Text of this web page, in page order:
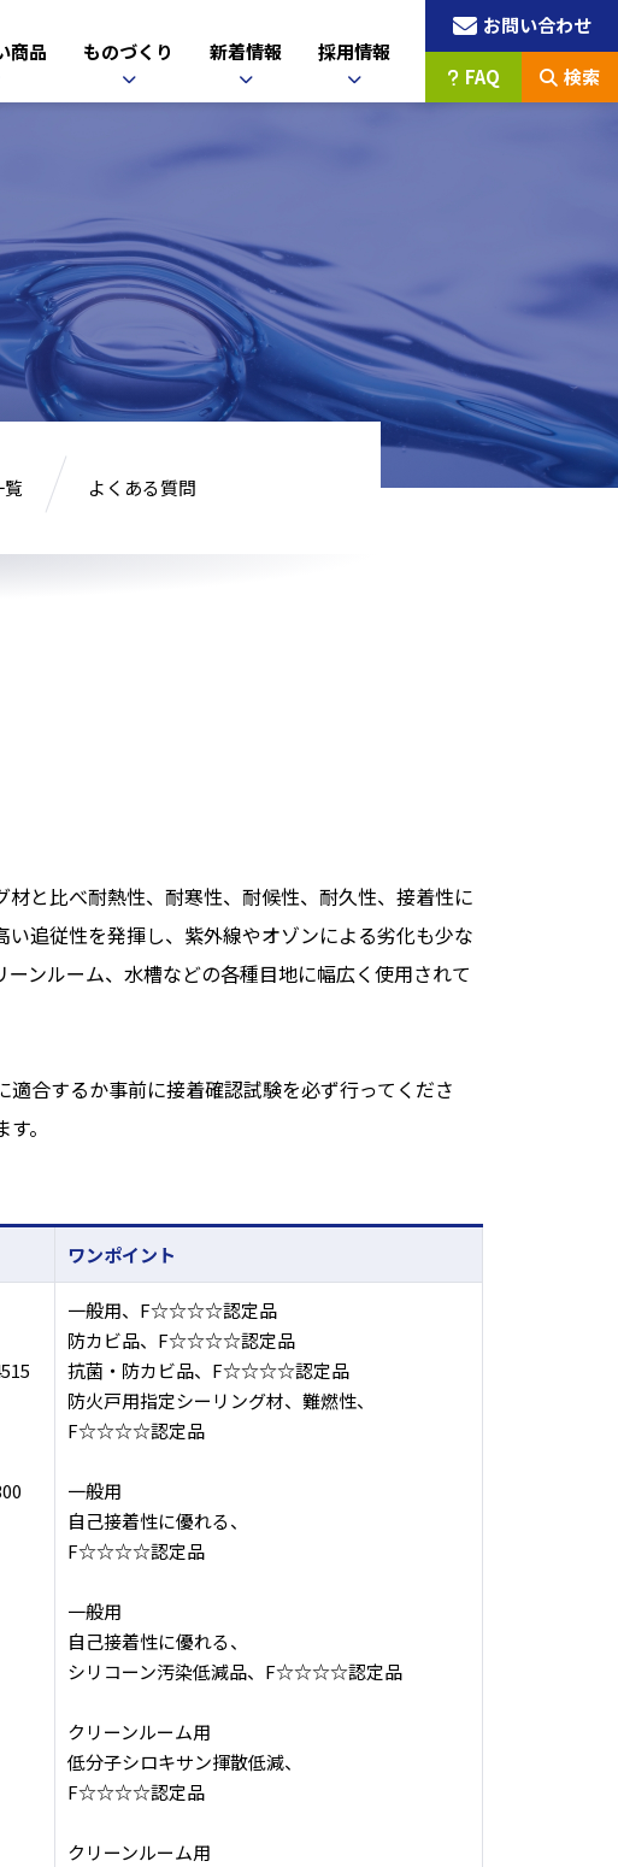
商品 ものづくり 新着情報 採用情報
お問い合わせ
FAQ 検索
よくある質問
と比べ耐熱性、耐寒性、 耐候性、耐久性、接着性に
追従性を発揮し、紫外線やオゾンによる劣化も少な
ンルーム、水槽などの各種目地に幅広く使用されて
合するか事前に接着確認試験を必ず行ってくださ
。
ワンポイント
一般用、F☆☆☆☆認定品
防カビ品、F☆☆☆☆認定品
抗菌・防カビ品、F☆☆☆☆認定品
防火戸用指定シーリング材、難燃性、
F☆☆☆☆認定品
一般用
自己接着性に優れる、
F☆☆☆☆認定品
一般用
自己接着性に優れる、
シリコーン汚染低減品、F☆☆☆☆認定品
クリーンルーム用
低分子シロキサン揮散低減、
F☆☆☆☆認定品
クリーンルーム用